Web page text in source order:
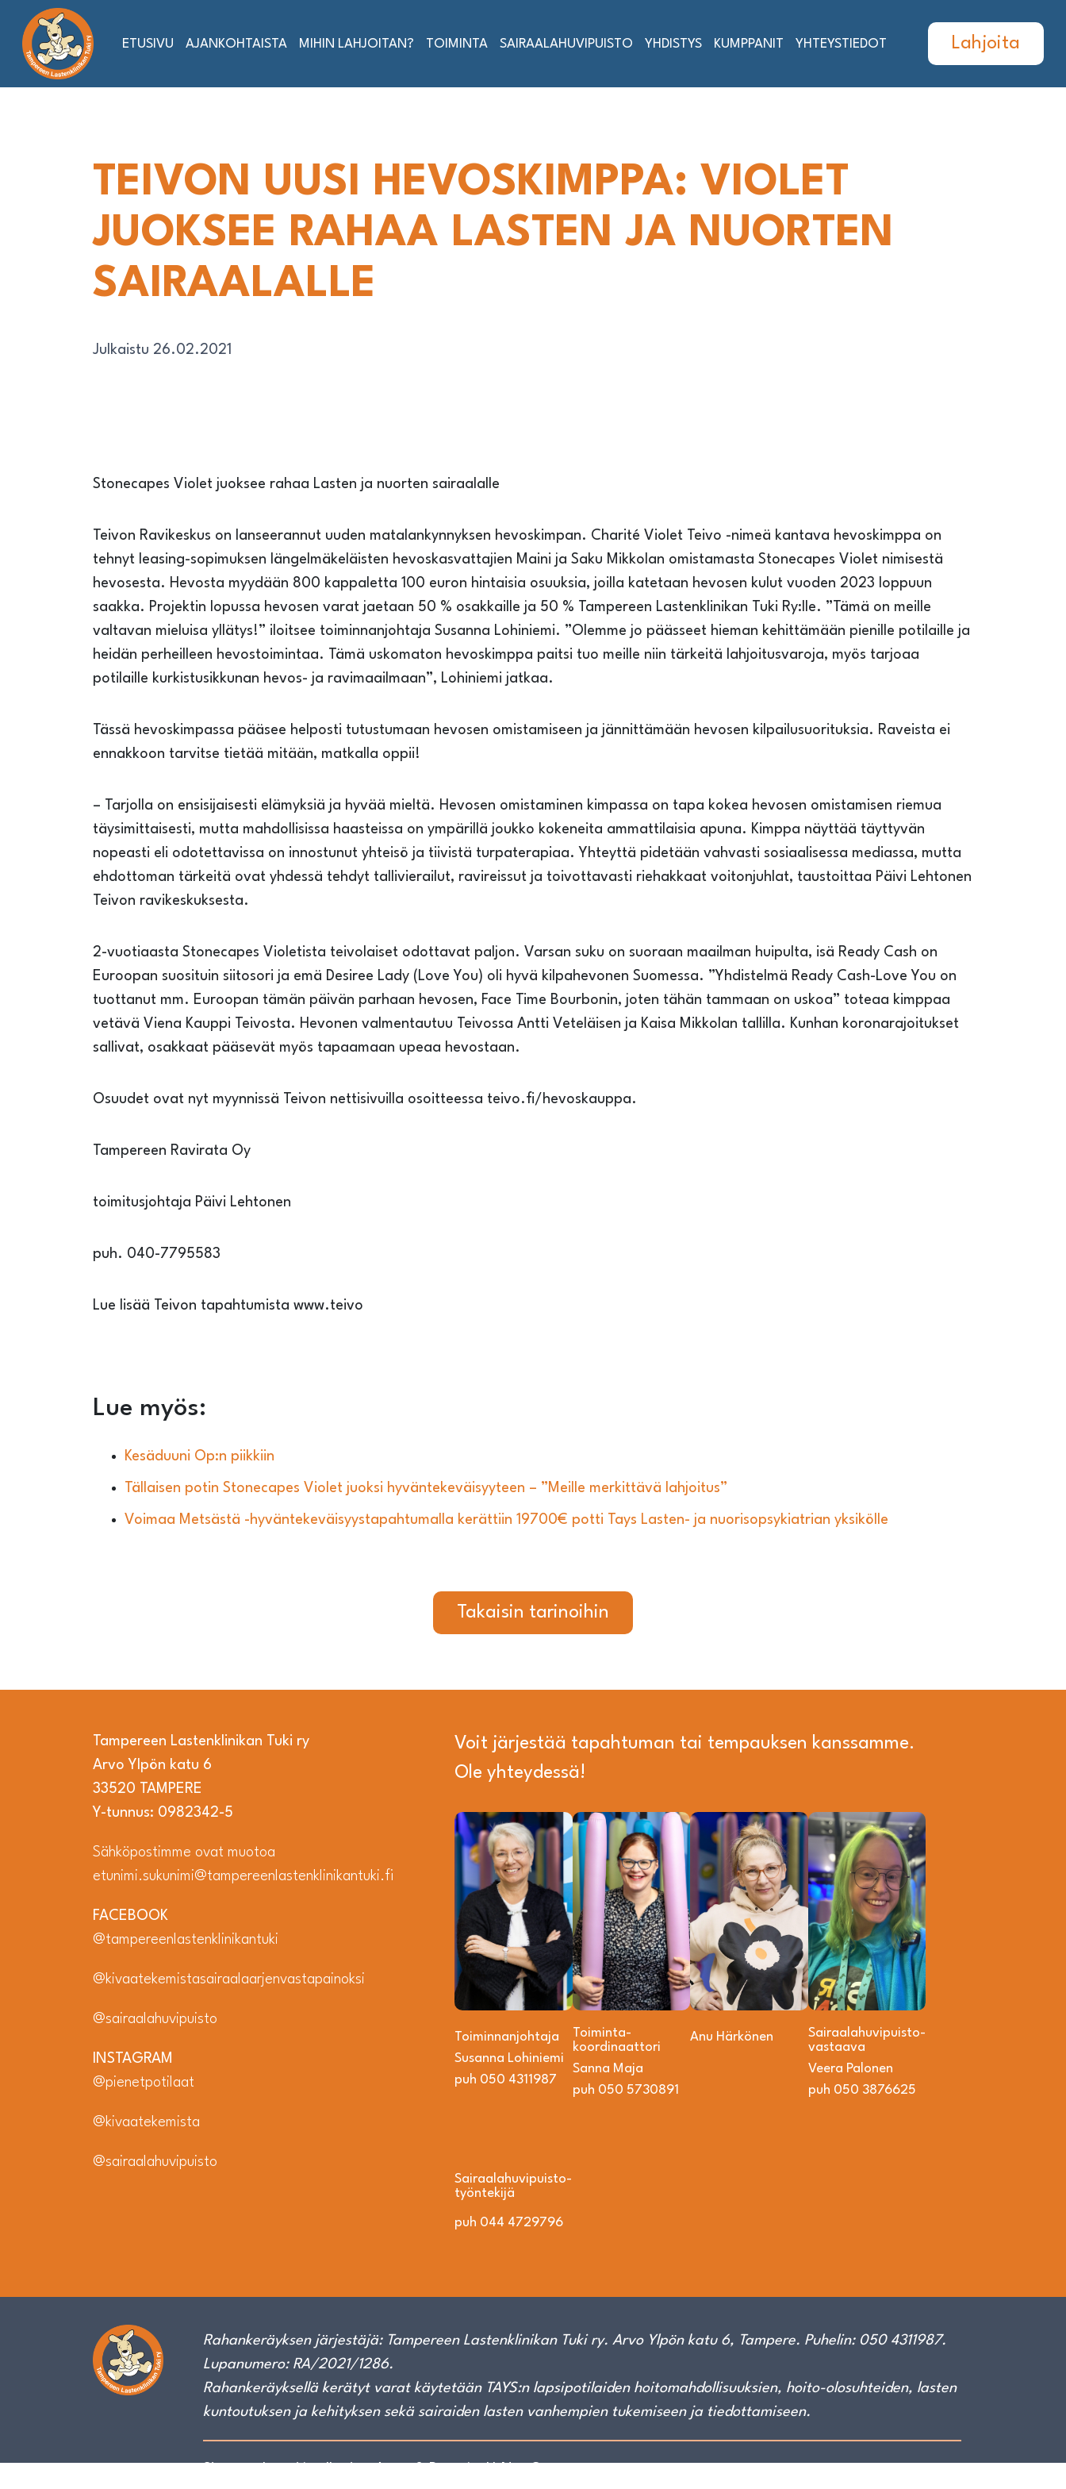
sisältöön
ETUSIVU AJANKOHTAISTA MIHIN LAHJOITAN? TOIMINTA SAIRAALAHUVIPUISTO YHDISTYS KUMPPANIT YHTEYSTIEDOT Lahjoita
TEIVON UUSI HEVOSKIMPPA: VIOLET
JUOKSEE RAHAA LASTEN JA NUORTEN
SAIRAALALLE
Julkaistu 26.02.2021
Stonecapes Violet juoksee rahaa Lasten ja nuorten sairaalalle
Teivon Ravikeskus on lanseerannut uuden matalankynnyksen hevoskimpan. Charité Violet Teivo -nimeä kantava hevoskimppa on
tehnyt leasing-sopimuksen längelmäkeläisten hevoskasvattajien Maini ja Saku Mikkolan omistamasta Stonecapes Violet nimisestä
hevosesta. Hevosta myydään 800 kappaletta 100 euron hintaisia osuuksia, joilla katetaan hevosen kulut vuoden 2023 loppuun
saakka. Projektin lopussa hevosen varat jaetaan 50 % osakkaille ja 50 % Tampereen Lastenklinikan Tuki Ry:lle. ”Tämä on meille
valtavan mieluisa yllätys!” iloitsee toiminnanjohtaja Susanna Lohiniemi. ”Olemme jo päässeet hieman kehittämään pienille potilaille ja
heidän perheilleen hevostoimintaa. Tämä uskomaton hevoskimppa paitsi tuo meille niin tärkeitä lahjoitusvaroja, myös tarjoaa
potilaille kurkistusikkunan hevos- ja ravimaailmaan”, Lohiniemi jatkaa.
Tässä hevoskimpassa pääsee helposti tutustumaan hevosen omistamiseen ja jännittämään hevosen kilpailusuorituksia. Raveista ei
ennakkoon tarvitse tietää mitään, matkalla oppii!
– Tarjolla on ensisijaisesti elämyksiä ja hyvää mieltä. Hevosen omistaminen kimpassa on tapa kokea hevosen omistamisen riemua
täysimittaisesti, mutta mahdollisissa haasteissa on ympärillä joukko kokeneita ammattilaisia apuna. Kimppa näyttää täyttyvän
nopeasti eli odotettavissa on innostunut yhteisö ja tiivistä turpaterapiaa. Yhteyttä pidetään vahvasti sosiaalisessa mediassa, mutta
ehdottoman tärkeitä ovat yhdessä tehdyt tallivierailut, ravireissut ja toivottavasti riehakkaat voitonjuhlat, taustoittaa Päivi Lehtonen
Teivon ravikeskuksesta.
2-vuotiaasta Stonecapes Violetista teivolaiset odottavat paljon. Varsan suku on suoraan maailman huipulta, isä Ready Cash on
Euroopan suosituin siitosori ja emä Desiree Lady (Love You) oli hyvä kilpahevonen Suomessa. ”Yhdistelmä Ready Cash-Love You on
tuottanut mm. Euroopan tämän päivän parhaan hevosen, Face Time Bourbonin, joten tähän tammaan on uskoa” toteaa kimppaa
vetävä Viena Kauppi Teivosta. Hevonen valmentautuu Teivossa Antti Veteläisen ja Kaisa Mikkolan tallilla. Kunhan koronarajoitukset
sallivat, osakkaat pääsevät myös tapaamaan upeaa hevostaan.
Osuudet ovat nyt myynnissä Teivon nettisivuilla osoitteessa teivo.fi/hevoskauppa.
Tampereen Ravirata Oy
toimitusjohtaja Päivi Lehtonen
puh. 040-7795583
Lue lisää Teivon tapahtumista www.teivo
Lue myös:
Kesäduuni Op:n piikkiin
Tällaisen potin Stonecapes Violet juoksi hyväntekeväisyyteen – ”Meille merkittävä lahjoitus”
Voimaa Metsästä -hyväntekeväisyystapahtumalla kerättiin 19700€ potti Tays Lasten- ja nuorisopsykiatrian yksikölle
Takaisin tarinoihin
Tampereen Lastenklinikan Tuki ry
Arvo Ylpön katu 6
33520 TAMPERE
Y-tunnus: 0982342-5
Sähköpostimme ovat muotoa
etunimi.sukunimi@tampereenlastenklinikantuki.fi
FACEBOOK
@tampereenlastenklinikantuki
@kivaatekemistasairaalaarjenvastapainoksi
@sairaalahuvipuisto
INSTAGRAM
@pienetpotilaat
@kivaatekemista
@sairaalahuvipuisto
Voit järjestää tapahtuman tai tempauksen kanssamme.
Ole yhteydessä!
Toiminnanjohtaja
Susanna Lohiniemi
puh 050 4311987
Toiminta­­
koordinaattori
Sanna Maja
puh 050 5730891
Anu Härkönen
Sairaalahuvipuisto­
vastaava
Veera Palonen
puh 050 3876625
Sairaalahuvipuisto­
työntekijä
puh 044 4729796
Rahankeräyksen järjestäjä: Tampereen Lastenklinikan Tuki ry. Arvo Ylpön katu 6, Tampere. Puhelin: 050 4311987.
Lupanumero: RA/2021/1286.
Rahankeräyksellä kerätyt varat käytetään TAYS:n lapsipotilaiden hoitomahdollisuuksien, hoito-olosuhteiden, lasten
kuntoutuksen ja kehityksen sekä sairaiden lasten vanhempien tukemiseen ja tiedottamiseen.